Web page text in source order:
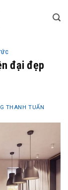
đại đẹp
THANH TUẤN